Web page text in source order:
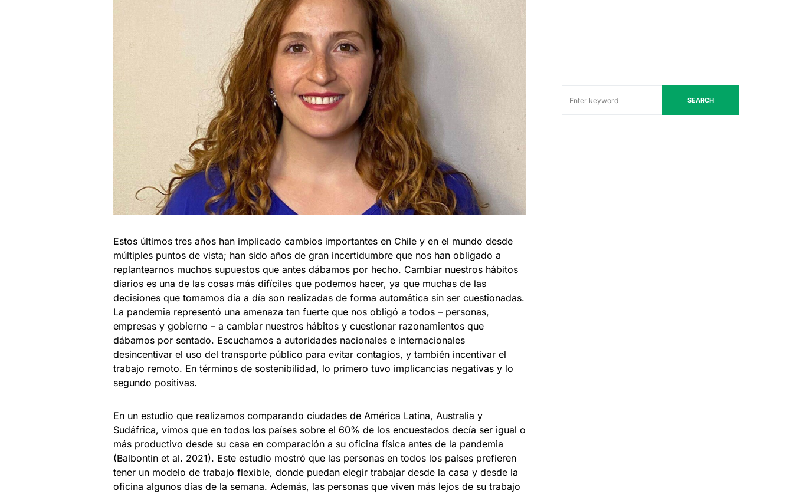
Estos últimos tres años han implicado cambios importantes en Chile y en el mundo desde
múltiples puntos de vista; han sido años de gran incertidumbre que nos han obligado a
replantearnos muchos supuestos que antes dábamos por hecho. Cambiar nuestros hábitos
diarios es una de las cosas más difíciles que podemos hacer, ya que muchas de las
decisiones que tomamos día a día son realizadas de forma automática sin ser cuestionadas.
La pandemia representó una amenaza tan fuerte que nos obligó a todos – personas,
empresas y gobierno – a cambiar nuestros hábitos y cuestionar razonamientos que
dábamos por sentado. Escuchamos a autoridades nacionales e internacionales
desincentivar el uso del transporte público para evitar contagios, y también incentivar el
trabajo remoto. En términos de sostenibilidad, lo primero tuvo implicancias negativas y lo
segundo positivas.
En un estudio que realizamos comparando ciudades de América Latina, Australia y
Sudáfrica, vimos que en todos los países sobre el 60% de los encuestados decía ser igual o
más productivo desde su casa en comparación a su oficina física antes de la pandemia
(Balbontin et al. 2021). Este estudio mostró que las personas en todos los países prefieren
tener un modelo de trabajo flexible, donde puedan elegir trabajar desde la casa y desde la
oficina algunos días de la semana. Además, las personas que viven más lejos de su trabajo
SEARCH